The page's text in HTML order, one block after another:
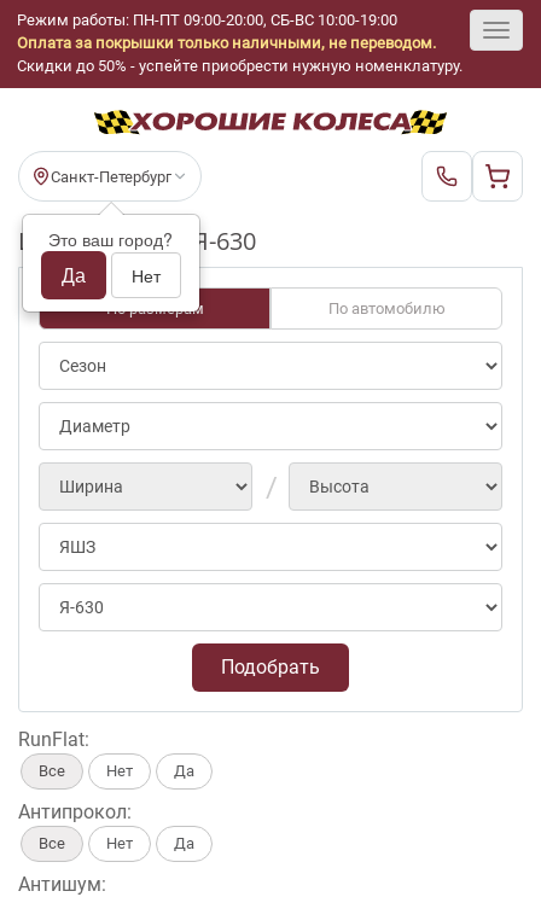
Режим работы: ПН-ПТ 09:00-20:00, СБ-ВС 10:00-19:00
Оплата за покрышки только наличными, не переводом.
Скидки до 50% - успейте приобрести нужную номенклатуру.
Санкт-Петербург
Это ваш город?
Да Нет
Шины бу ЯШЗ Я-630
По размерам По автомобилю
Подобрать
RunFlat:
Все Нет Да
Антипрокол:
Все Нет Да
Антишум: